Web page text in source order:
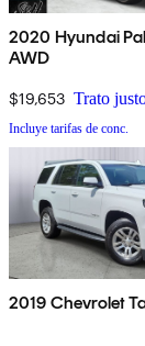
2020 Hyundai
AWD
$19,653 Trato
Incluye tarifas de conc.
2019 Chevrolet